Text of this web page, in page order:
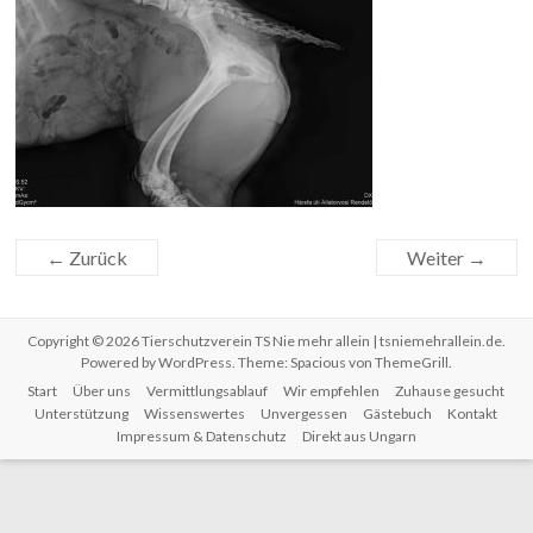
← Zurück Weiter →
Copyright © 2026Tierschutzverein TS Nie mehr allein | tsniemehrallein.de.
Powered byWordPress. Theme: Spacious von ThemeGrill.
Start
Über uns Vermittlungsablauf Wir empfehlen
Zuhause gesucht
Unterstützung
Wissenswertes Unvergessen Gästebuch
Kontakt
Impressum & Datenschutz
Direkt aus Ungarn